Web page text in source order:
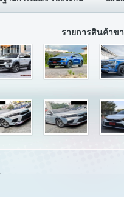
รายการสินค้าข